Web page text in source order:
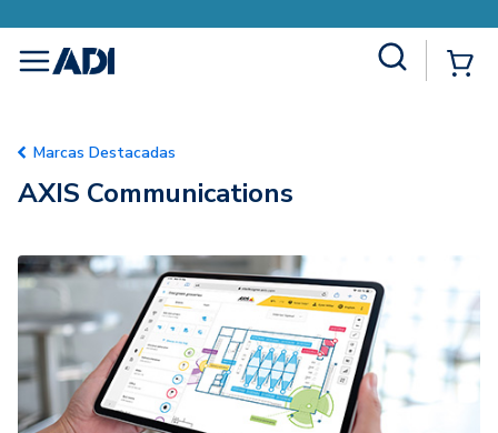
menu
Marcas Destacadas
AXIS Communications